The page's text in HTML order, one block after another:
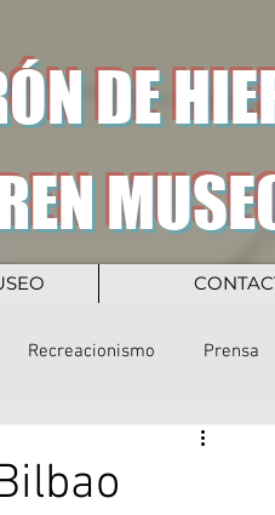
DE
Recreacionismo Prensa